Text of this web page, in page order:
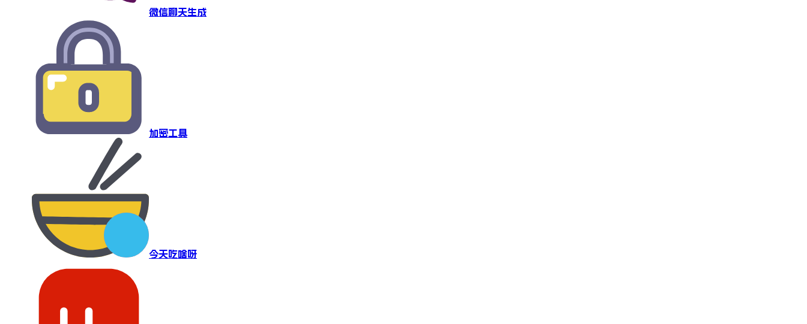
微信聊天生成
加密工具
今天吃啥呀